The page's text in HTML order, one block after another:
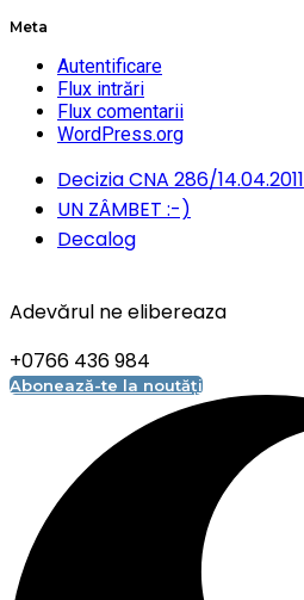
Meta
Autentificare
Flux intrări
Flux comentarii
WordPress.org
Decizia CNA 286/14.04.2011
UN ZÂMBET :-)
Decalog
Adevărul ne elibereaza
+0766 436 984
Abonează-te la noutăți